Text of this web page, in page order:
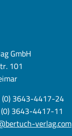
GmbH
101
3643-4417-24
3643-4417-11
verlag.com